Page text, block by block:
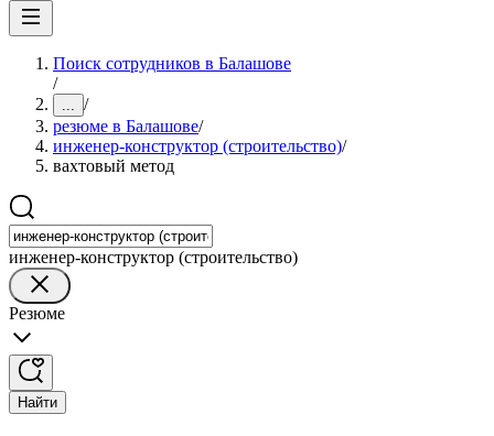
Поиск сотрудников в Балашове
/
... /
резюме в Балашове/
инженер-конструктор (строительство)/
вахтовый метод
инженер-конструктор (строительство)
Резюме
Найти